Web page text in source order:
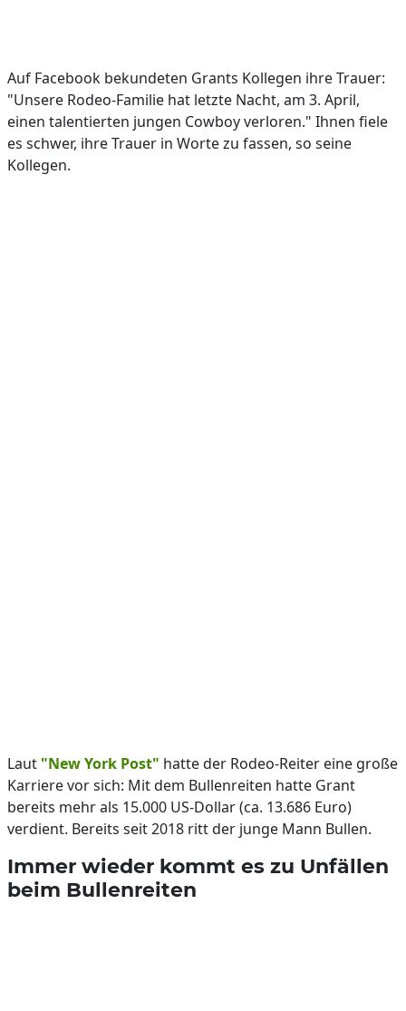
Auf Facebook bekundeten Grants Kollegen ihre Trauer:
"Unsere Rodeo-Familie hat letzte Nacht, am 3. April,
einen talentierten jungen Cowboy verloren." Ihnen fiele
es schwer, ihre Trauer in Worte zu fassen, so seine
Kollegen.
Laut "New York Post" hatte der Rodeo-Reiter eine große
Karriere vor sich: Mit dem Bullenreiten hatte Grant
bereits mehr als 15.000 US-Dollar (ca. 13.686 Euro)
verdient. Bereits seit 2018 ritt der junge Mann Bullen.
Immer wieder kommt es zu Unfällen
beim Bullenreiten